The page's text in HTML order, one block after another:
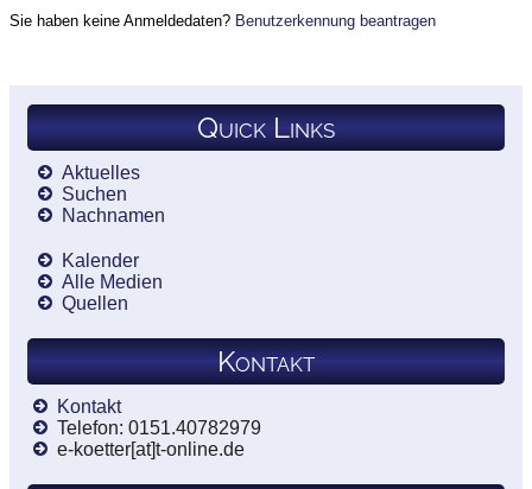
Sie haben keine Anmeldedaten? Benutzerkennung beantragen
Quick Links
Aktuelles
Suchen
Nachnamen
Kalender
Alle Medien
Quellen
Kontakt
Kontakt
Telefon: 0151.40782979
e-koetter[at]t-online.de